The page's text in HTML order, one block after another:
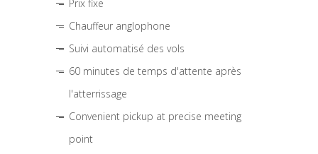
Prix fixe
Chauffeur anglophone
Suivi automatisé des vols
60 minutes de temps d'attente après
l'atterrissage
Convenient pickup at precise meeting
point